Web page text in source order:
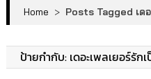
Home > Posts Tagged เด
ป้ายกำกับ: เดอะเพลเยอร์รัก